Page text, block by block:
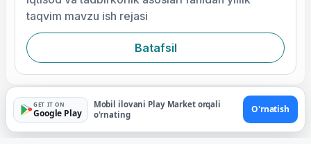
taqvim mavzu ish rejasi
Batafsil
GET IT ON
Google Play
Mobil ilovani Play Market orqali
o'rnating
O'rnatish